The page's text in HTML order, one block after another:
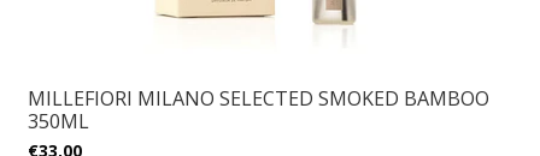
MILLEFIORI MILANO SELECTED SMOKED BAMBOO
350ML
€33,00